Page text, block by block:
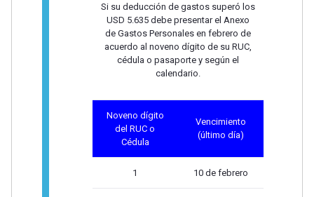
Si su deducción de gastos superó los
USD 5.635 debe presentar el Anexo
de Gastos Personales en febrero de
acuerdo al noveno dígito de su RUC,
cédula o pasaporte y según el
calendario.
Noveno dígito
del RUC o
Cédula
Vencimiento
(último día)
1 10 de febrero